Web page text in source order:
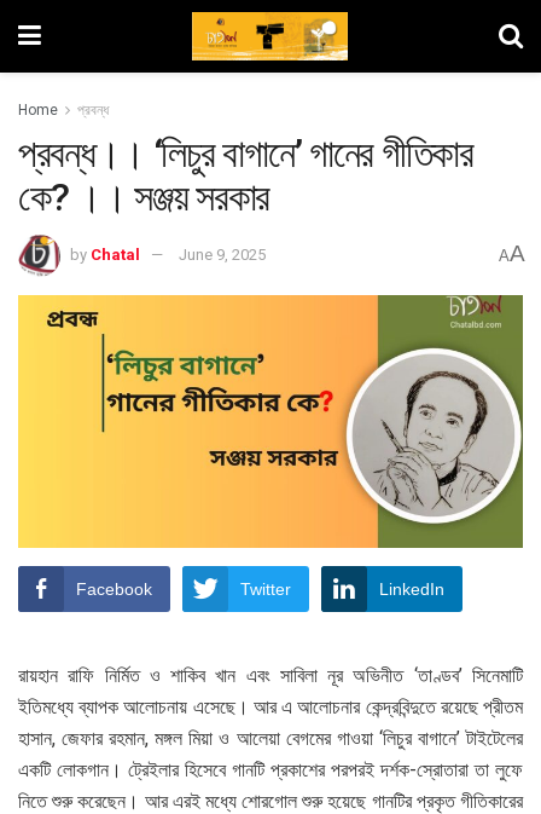
Home প্রবন্ধ
প্রবন্ধ।। ‘লিচুর বাগানে’ গানের গীতিকার
কে? ।। সঞ্জয় সরকার
by Chatal June 9, 2025 AA
Facebook Twitter LinkedIn
রায়হান রাফি নির্মিত ও শাকিব খান এবং সাবিলা নূর অভিনীত ‘তাণ্ডব’ সিনেমাটি
ইতিমধ্যে ব্যাপক আলোচনায় এসেছে। আর এ আলোচনার কেন্দ্রবিন্দুতে রয়েছে প্রীতম
হাসান, জেফার রহমান, মঙ্গল মিয়া ও আলেয়া বেগমের গাওয়া ‘লিচুর বাগানে’ টাইটেলের
একটি লোকগান। ট্রেইলার হিসেবে গানটি প্রকাশের পরপরই দর্শক-স্রোতারা তা লুফে
নিতে শুরু করেছেন। আর এরই মধ্যে শোরগোল শুরু হয়েছে গানটির প্রকৃত গীতিকারের